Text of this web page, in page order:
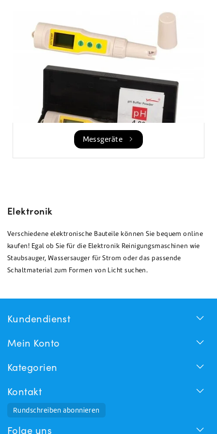
Messgeräte
Elektronik
Verschiedene elektronische Bauteile können Sie bequem online
kaufen! Egal ob Sie für die Elektronik Reinigungsmaschinen wie
Staubsauger, Wassersauger für Strom oder das passende
Schaltmaterial zum Formen von Licht suchen.
Kundendienst
Mein Konto
Kategorien
Kontakt
Rundschreiben abonnieren
Folge uns